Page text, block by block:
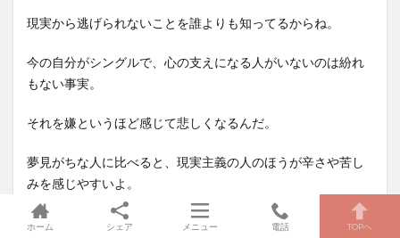
現実から逃げられないことを誰よりも知ってるからね。
今の自分がシングルで、心の支えになる人がいないのは紛れ
もない事実。
それを嫌というほど感じて悲しくなるんだ。
夢見がちな人に比べると、現実主義の人のほうが辛さや苦し
みを感じやすいよ。
逃げ場がないからね。
ホーム シェア メニュー 電話 TOPへ